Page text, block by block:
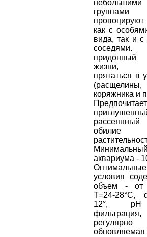
небольшими
группами
как с
вида, так и с
соседями.
жизни,
прятаться в
(расщелины,
коряжника и
Предпочитает
обилие
аквариума -
Оптимальные
условия
объем - от
Т=24-28°С,
12°,
фильтрация,
регулярно
обновляемая